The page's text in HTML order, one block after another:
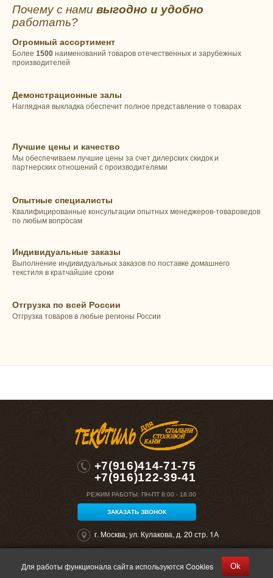
Почему с нами выгодно и удобно
работать?
Огромный ассортимент
Более 1500 наименований товаров отечественных и зарубежных
производителей
Демонстрационные залы
Наглядная выкладка обеспечит полное представление о товарах
Лучшие цены и качество
Мы обеспечиваем лучшие цены за счет дилерских скидок и
партнерских отношений с производителями
Опытные специалисты
Квалифицированные консультации опытных менеджеров-товароведов
по любым вопросам
Индивидуальные заказы
Выполнение индивидуальных заказов по поставке домашнего
текстиля в кратчайшие сроки
Отгрузка по всей России
Отгрузка товаров в любые регионы России
+7(916)414-71-75
+7(916)122-39-41
РЕЖИМ РАБОТЫ: ПН-ПТ 8:00 - 18.00
ЗАКАЗАТЬ ЗВОНОК
г. Москва, ул. Кулакова, д. 20 стр. 1А
©2026 "Полокрон". Все права защищены
Для работы функционала сайта используются Cookies Ok